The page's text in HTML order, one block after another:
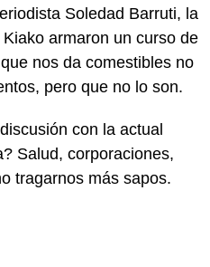
Soledad Barruti, la
armaron un curso de
nos da comestibles no
pero que no lo son.
con la actual
Salud, corporaciones,
tragarnos más sapos.